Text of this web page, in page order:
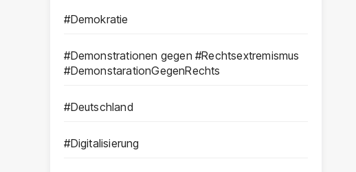
#Demokratie
#Demonstrationen gegen #Rechtsextremismus
#DemonstarationGegenRechts
#Deutschland
#Digitalisierung